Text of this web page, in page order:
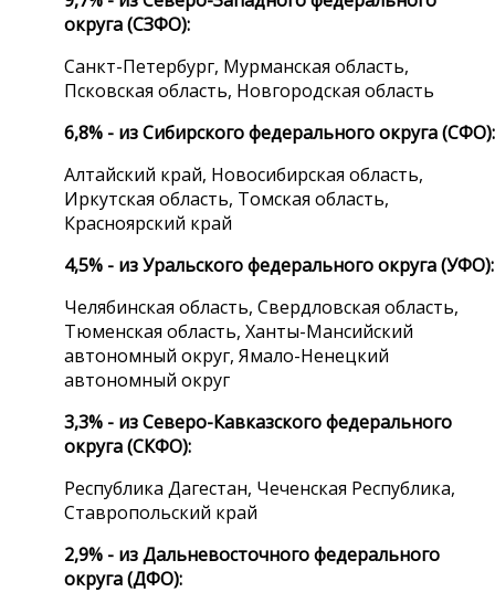
округа (СЗФО):
Санкт-Петербург, Мурманская область,
Псковская область, Новгородская область
6,8% - из Сибирского федерального округа (СФО):
Алтайский край, Новосибирская область,
Иркутская область, Томская область,
Красноярский край
4,5% - из Уральского федерального округа (УФО):
Челябинская область, Свердловская область,
Тюменская область, Ханты-Мансийский
автономный округ, Ямало-Ненецкий
автономный округ
3,3% - из Северо-Кавказского федерального
округа (СКФО):
Республика Дагестан, Чеченская Республика,
Ставропольский край
2,9% - из Дальневосточного федерального
округа (ДФО):